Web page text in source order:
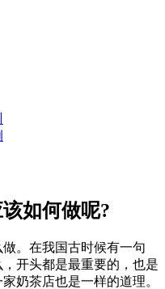
如何做呢?
。在我国古时候有一句
开头都是最重要的，也是
奶茶店也是一样的道理。